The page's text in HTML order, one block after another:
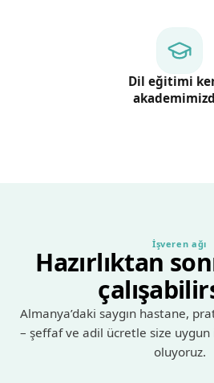
Dil eğitimi
İşveren ağı
Hazırlıktan
Almanya’daki saygın hastane,
– şeffaf ve adil ücretle size uygun
oluyoruz.